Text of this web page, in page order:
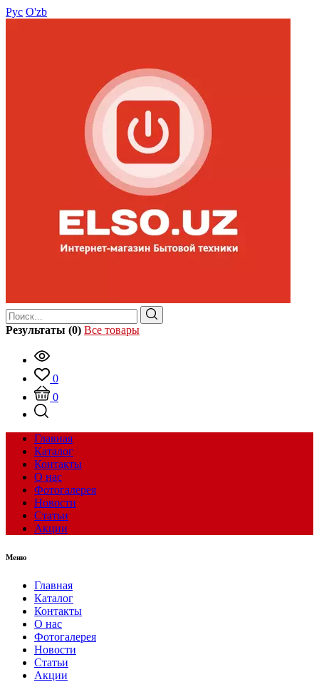
Рус O'zb
Результаты (0) Все товары
0
0
Главная
Каталог
Контакты
О нас
Фотогалерея
Новости
Статьи
Акции
Меню
Главная
Каталог
Контакты
О нас
Фотогалерея
Новости
Статьи
Акции